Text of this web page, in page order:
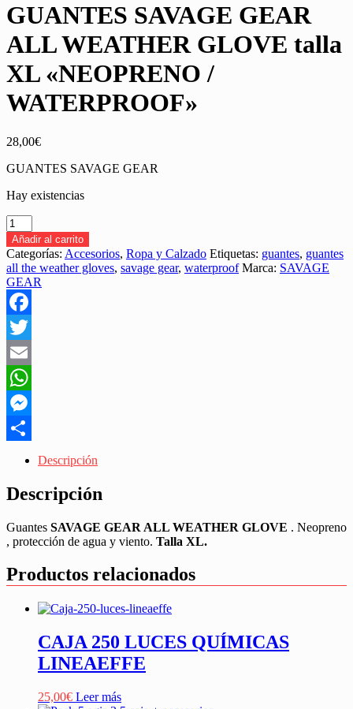
GUANTES SAVAGE GEAR
ALL WEATHER GLOVE talla
XL «NEOPRENO /
WATERPROOF»
28,00€
GUANTES SAVAGE GEAR
Hay existencias
GUANTES
SAVAGE
GEAR
ALL
WEATHER
GLOVE
talla
XL
«NEOPRENO
WATERPROOF»
cantidad
Añadir al carrito
Categorías: Accesorios, Ropa y Calzado Etiquetas: guantes, guantes
all the weather gloves, savage gear, waterproof Marca: SAVAGE
GEAR
Facebook
Twitter
Email
WhatsApp
Messenger
Descripción
Descripción
Guantes SAVAGE GEAR ALL WEATHER GLOVE . Neopreno
, protección de agua y viento. Talla XL.
Productos relacionados
CAJA 250 LUCES QUÍMICAS
LINEAEFFE
25,00€ Leer más